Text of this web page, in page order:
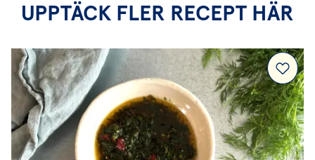
UPPTÄCK FLER RECEPT HÄR